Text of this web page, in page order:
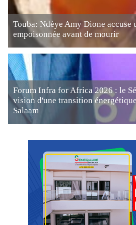
Touba: Ndèye Amy Dione accuse
empoisonnée avant de mourir
Forum Infra for Africa 2026 : le
vision d'une transition
Salaam